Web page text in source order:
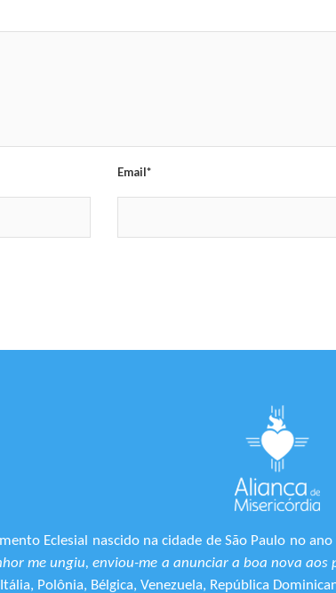
Email*
Eclesial nascido na cidade de São Paulo no
me ungiu, enviou-me a anunciar a boa nova aos
Polônia, Bélgica, Venezuela, República